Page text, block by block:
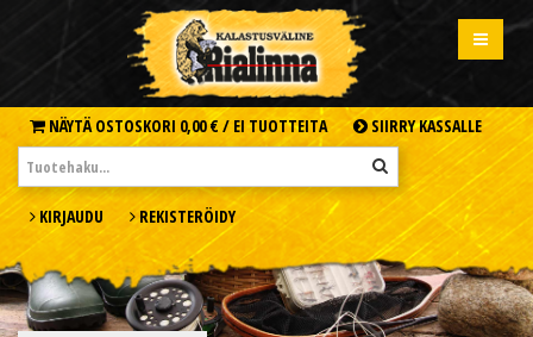
NÄYTÄ OSTOSKORI 0,00 € / EI TUOTTEITA SIIRRY KASSALLE
KIRJAUDU REKISTERÖIDY